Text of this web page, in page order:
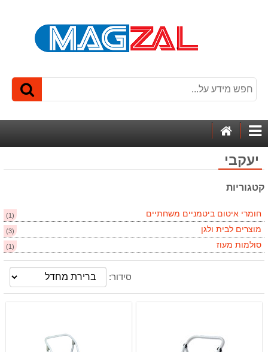
קטגוריותהבית
יעקבי
קטגוריות
חומרי איטום ביטמניים משחתיים (1)
מוצרים לבית ולגן (3)
סולמות מעוז (1)
סידור: